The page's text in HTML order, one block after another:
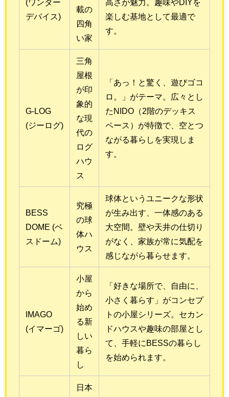
(ワンダー
デバイス)
載の
四角
い家
高さが魅力。趣味やDIYを
楽しむ基地として最適で
す。
G-LOG
(ジーログ)
三角
屋根
が印
象的
な現
代の
ログ
ハウ
ス
「あっ！と驚く、遊びゴコ
ロ。」がテーマ。広々とし
たNIDO（2階のデッキス
ペース）が特徴で、空とつ
ながる暮らしを実現しま
す。
BESS
DOME (ベ
スドーム)
究極
の球
体ハ
ウス
球体というユニークな形状
が生み出す、一体感のある
大空間。壁や天井の仕切り
がなく、家族が常に気配を
感じながら暮らせます。
IMAGO
(イマーゴ)
小屋
から
始め
る新
しい
暮ら
し
「好きな場所で、自由に、
小さく暮らす」がコンセプ
トの小屋シリーズ。セカン
ドハウスや趣味の部屋とし
て、手軽にBESSの暮らし
を始められます。
日本